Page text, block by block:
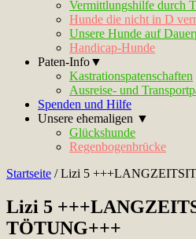
Vermittlungshilfe durch
Hunde die nicht in D
Unsere Hunde auf
Handicap-Hunde
Paten-Info▼
Kastrationspatenschaften
Ausreise- und
Spenden und Hilfe
Unsere ehemaligen ▼
Glückshunde
Regenbogenbrücke
Startseite /Lizi 5
Lizi 5
TÖTUNG+++